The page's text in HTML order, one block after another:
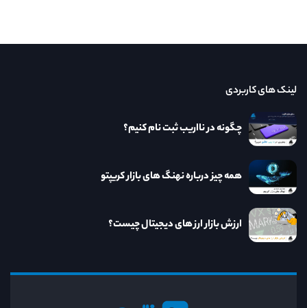
لینک های کاربردی
چگونه در نااریب ثبت نام کنیم؟
همه چیز درباره نهنگ های بازار کریپتو
ارزش بازار ارز های دیجیتال چیست؟